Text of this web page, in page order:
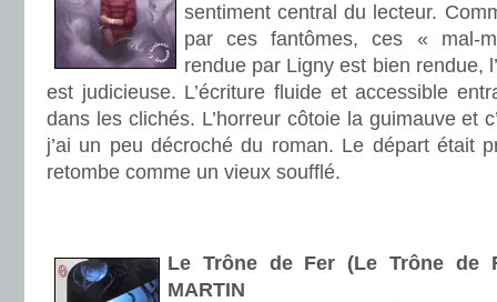
sentiment central du lecteur.
par ces fantômes, ces « mal-
rendue par Ligny est bien rendue,
est judicieuse. L’écriture fluide et accessible
dans les clichés. L’horreur côtoie la guimauve et
j’ai un peu décroché du roman. Le départ était
retombe comme un vieux soufflé.
Le Trône de Fer (Le Trône de
MARTIN